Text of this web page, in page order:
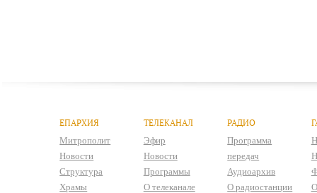
ЕПАРХИЯ
Митрополит
Новости
Структура
Храмы
ТЕЛЕКАНАЛ
Эфир
Новости
Программы
О телеканале
РАДИО
Программа
передач
Аудиоархив
О радиостанции